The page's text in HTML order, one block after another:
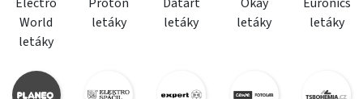
World
letáky
letáky
letáky
letáky
letáky